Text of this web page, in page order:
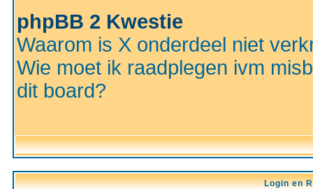
phpBB 2 Kwestie
Waarom is X onderdeel niet
Wie moet ik raadplegen ivm
dit board?
Login en